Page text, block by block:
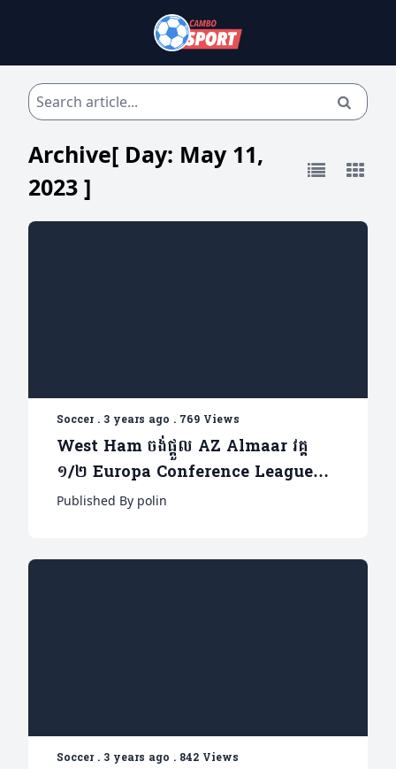
Archive[ Day: May 11,
2023 ]
Soccer. 3 years ago . 769 Views
West Ham ចង់ផ្តួល AZ Almaar វគ្គ
១/២ Europa Conference League
ដើម្បីបន្ថយសម្ពាធលោក David Moyes
Published By polin
Soccer. 3 years ago . 842 Views